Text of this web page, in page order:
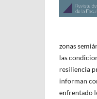
zonas
las
resiliencia
informan
enfrentado